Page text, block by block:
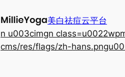
美白祛痘云平台
n u003cimgn
cms/res/flags/zh-